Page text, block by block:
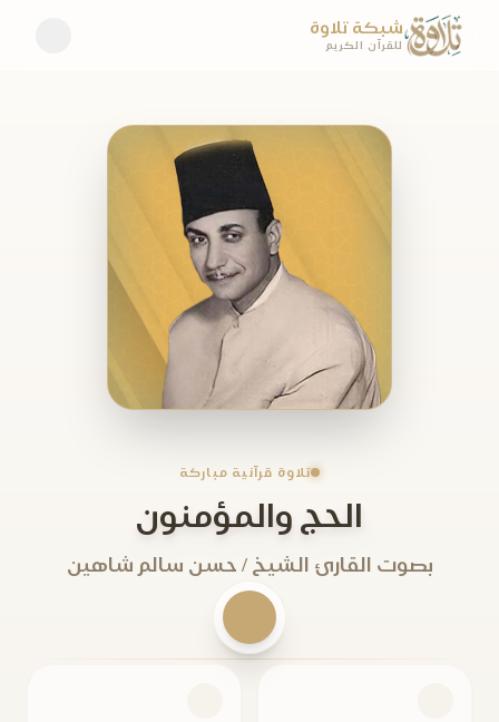
شبكة تلاوة
للقرآن الكريم
تلاوة قرآنية مباركة
الحج والمؤمنون
بصوت القارئ الشيخ / حسن سالم شاهين